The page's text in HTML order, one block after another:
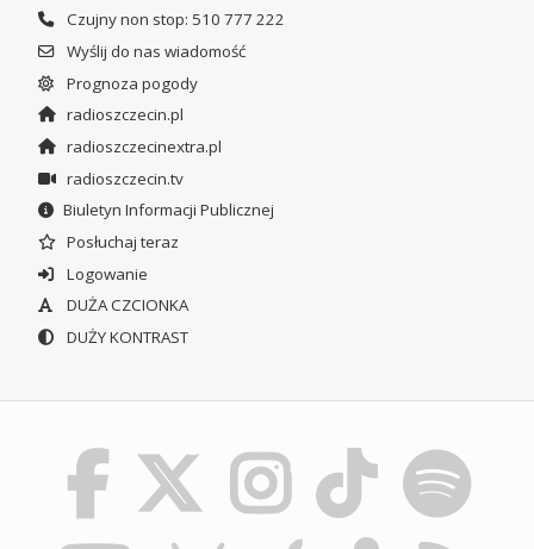
Czujny non stop: 510 777 222
Wyślij do nas wiadomość
Prognoza pogody
radioszczecin.pl
radioszczecinextra.pl
radioszczecin.tv
Biuletyn Informacji Publicznej
Posłuchaj teraz
Logowanie
DUŻA CZCIONKA
DUŻY KONTRAST